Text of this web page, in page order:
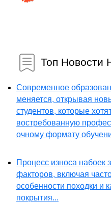
Топ Новости
Современное
меняется, открывая
студентов, которые
востребованную
очному формату
Процесс износа набоек
факторов, включая
особенности походки и
покрытия...